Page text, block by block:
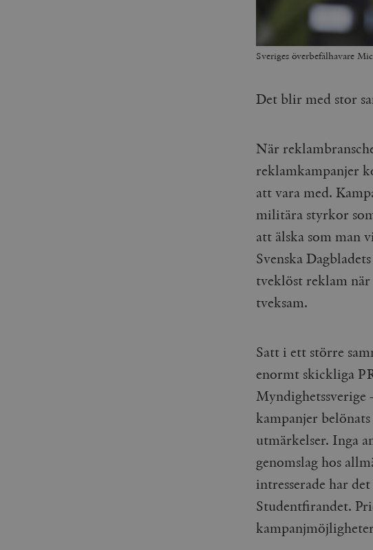
Sveriges överbefälhavare
Det blir med stor
När
reklamkampanjer
att vara med.
militära styrkor
att älska som man
Svenska
tveklöst reklam när
tveksam.
Satt i ett större
enormt skickliga
Myndighetssverige
kampanjer
utmärkelser. Inga
genomslag hos
intresserade har
Studentfirandet.